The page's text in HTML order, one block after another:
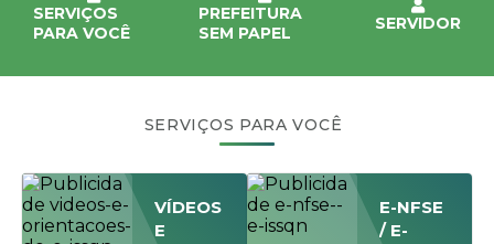
SERVIÇOS
PARA VOCÊ
PREFEITURA
SEM PAPEL
SERVIDOR
SERVIÇOS PARA VOCÊ
VÍDEOS
E
E-NFSE
/ E-